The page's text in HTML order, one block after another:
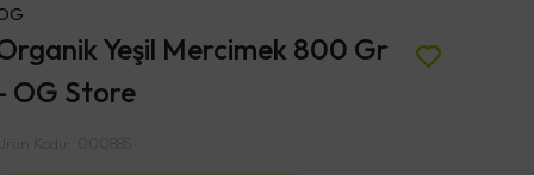
Yeşil Mercimek 800 Gr
OG Store
Ürün Kodu : 000885